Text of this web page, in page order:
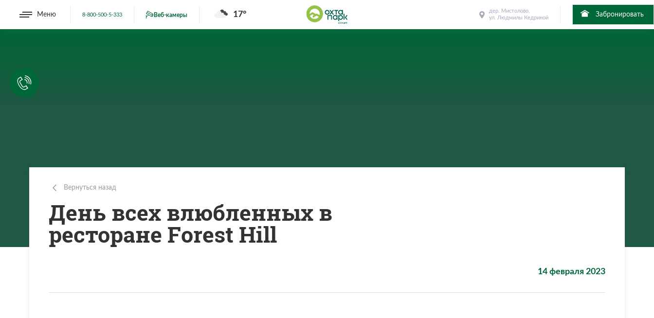
8-800-500-5-333 Веб-камеры 17°
дер. Мистолово,
ул. Людмилы Кедриной
Забронировать
Меню
Вернуться назад
День всех влюбленных в
ресторане Forest Hill
14 февраля 2023